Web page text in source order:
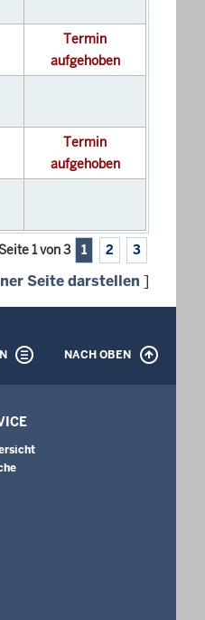
Termin
aufgehoben
Termin
aufgehoben
Seite 1 von 3 1 2 3
Seite darstellen ]
NACH OBEN